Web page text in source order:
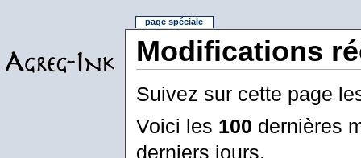
Modifications
Suivez sur cette page
Voici les 100 dernières
derniers jours.
page spéciale